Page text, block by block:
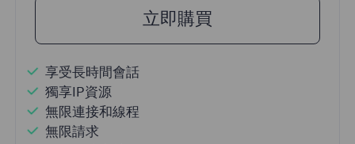
立即購買
享受長時間會話
獨享IP資源
無限連接和線程
無限請求